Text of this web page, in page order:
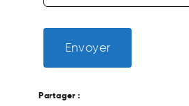
Envoyer
Partager :